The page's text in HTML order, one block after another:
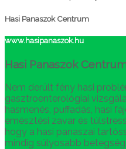
Hasi Panaszok Centrum
www.hasipanaszok.hu
Hasi Panaszok
Nem derült fény hasi
gasztroenterológiai
hasmenés, puffadás, hasi
emésztési zavar és
hogy a hasi panaszai
mindig súlyosabb